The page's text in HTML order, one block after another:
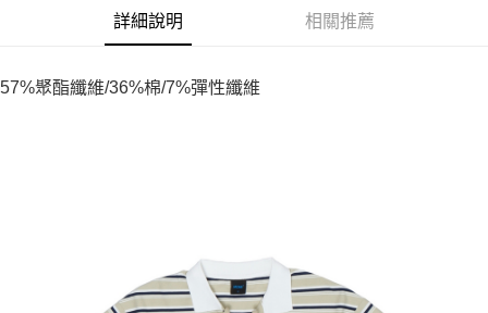
詳細說明 相關推薦
57%聚酯纖維/36%棉/7%彈性纖維